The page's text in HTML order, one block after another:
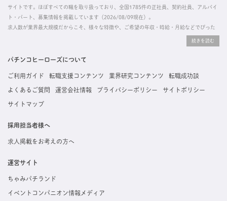
サイトです。ほぼすべての職を取り扱っており、全国1785件の正社員、契約社員、アルバイ
ト・パート、募集情報を掲載しています（2026/08/09現在）。
求人数が業界最大規模だからこそ、様々な特徴や、ご希望の年収・時給・月給などでぴった
掲載している求人は、すべて契約法人様から寄せられた正規の求人情報です。応募いただい
た内容はすぐに直接事業所に届くためスムーズに転職・復職できます。
パチンコヒーローズについて
ご利用ガイド 転職支援コンテンツ 業界研究コンテンツ 転職成功談
よくあるご質問 運営会社情報 プライバシーポリシー サイトポリシー
サイトマップ
採用担当者様へ
求人掲載をお考えの方へ
運営サイト
ちゃみパチランド
イベントコンパニオン情報メディア